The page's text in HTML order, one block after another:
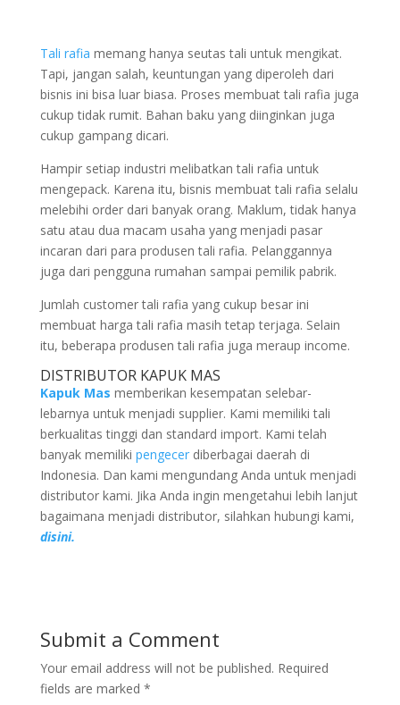
Tali rafia memang hanya seutas tali untuk mengikat.
Tapi, jangan salah, keuntungan yang diperoleh dari
bisnis ini bisa luar biasa. Proses membuat tali rafia juga
cukup tidak rumit. Bahan baku yang diinginkan juga
cukup gampang dicari.
Hampir setiap industri melibatkan tali rafia untuk
mengepack. Karena itu, bisnis membuat tali rafia selalu
melebihi order dari banyak orang. Maklum, tidak hanya
satu atau dua macam usaha yang menjadi pasar
incaran dari para produsen tali rafia. Pelanggannya
juga dari pengguna rumahan sampai pemilik pabrik.
Jumlah customer tali rafia yang cukup besar ini
membuat harga tali rafia masih tetap terjaga. Selain
itu, beberapa produsen tali rafia juga meraup income.
DISTRIBUTOR KAPUK MAS
Kapuk Mas memberikan kesempatan selebar-
lebarnya untuk menjadi supplier. Kami memiliki tali
berkualitas tinggi dan standard import. Kami telah
banyak memiliki pengecerdiberbagai daerah di
Indonesia. Dan kami mengundang Anda untuk menjadi
distributor kami. Jika Anda ingin mengetahui lebih lanjut
bagaimana menjadi distributor, silahkan hubungi kami,
disini.
Submit a Comment
Your email address will not be published. Required
fields are marked *